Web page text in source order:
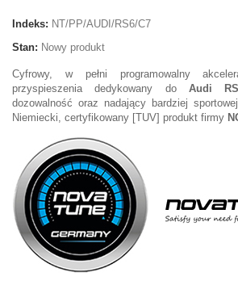
Indeks: NT/PP/AUDI/RS6/C7
Stan: Nowy produkt
Cyfrowy, w pełni programowalny
przyspieszenia dedykowany do Audi
dozowalność oraz nadający bardziej
Niemiecki, certyfikowany [TUV] produkt firmy